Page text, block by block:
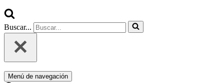
Buscar...
Menú de navegación